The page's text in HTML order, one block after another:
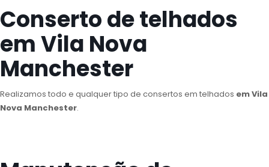
Conserto de telhados
em Vila Nova
Manchester
Realizamos todo e qualquer tipo de consertos em telhados em Vila
Nova Manchester.